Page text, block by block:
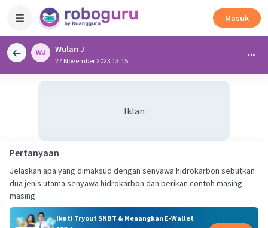
Masuk
Wulan J
27 November 2023 13:15
Iklan
Pertanyaan
Jelaskan apa yang dimaksud dengan senyawa hidrokarbon sebutkan
dua jenis utama senyawa hidrokarbon dan berikan contoh masing-
masing
Ikuti Tryout SNBT & Menangkan E-Wallet